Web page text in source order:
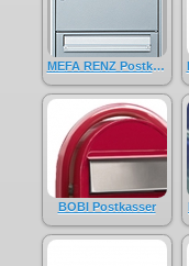
MEFA RENZ Postkasseanlæg
BOBI Postkasser